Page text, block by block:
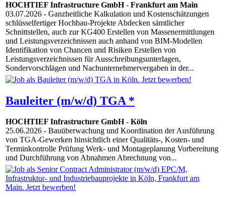
HOCHTIEF Infrastructure GmbH- Frankfurt am Main
03.07.2026 - Ganzheitliche Kalkulation und Kostenschätzungen
schlüsselfertiger Hochbau-Projekte Abdecken sämtlicher
Schnittstellen, auch zur KG400 Erstellen von Massenermittlungen
und Leistungsverzeichnissen auch anhand von BIM-Modellen
Identifikation von Chancen und Risiken Erstellen von
Leistungsverzeichnissen für Ausschreibungsunterlagen,
Sondervorschlägen und Nachunternehmervergaben in der...
Bauleiter (m/w/d) TGA *
HOCHTIEF Infrastructure GmbH- Köln
25.06.2026 - Bauüberwachung und Koordination der Ausführung
von TGA-Gewerken hinsichtlich einer Qualitäts-, Kosten- und
Terminkontrolle Prüfung Werk- und Montageplanung Vorbereitung
und Durchführung von Abnahmen Abrechnung von...